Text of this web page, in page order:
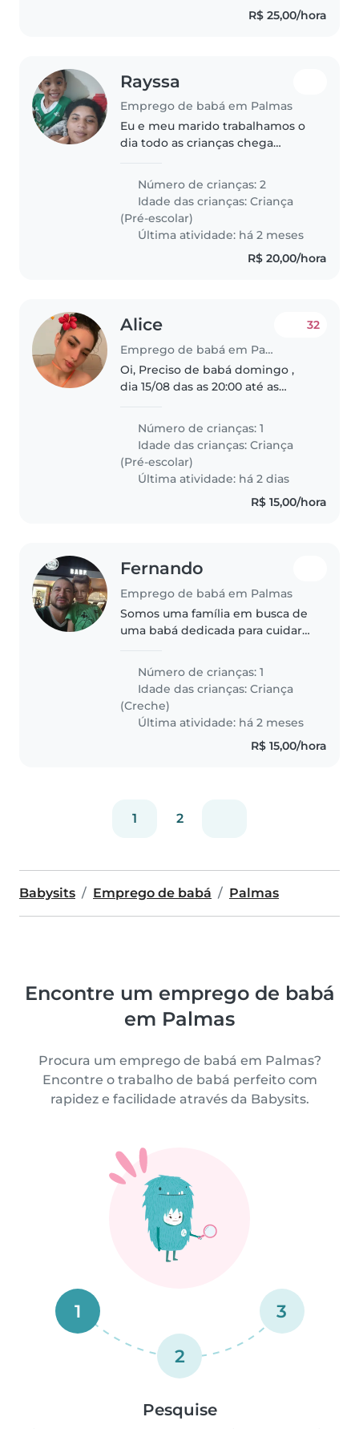
R$ 25,00/hora
Rayssa
Emprego de babá em Palmas
Eu e meu marido trabalhamos o
dia todo as crianças chega
casa alugada e grande
precisamos de uma baba nova
que lida bem com as crianças as
crianças são..
Número de crianças: 2
Idade das crianças:Criança
(Pré-escolar)
Última atividade: há 2 meses
R$ 20,00/hora
Alice
Emprego de babá em Palmas
32
Oi, Preciso de babá domingo ,
dia 15/08 das as 20:00 até as
bebê de 2 ano, calmo e tranquilo.
Tarefas simples: dormir, dar o
lanchinho e banho. Ambiente..
Número de crianças: 1
Idade das crianças:Criança
(Pré-escolar)
Última atividade: há 2 dias
R$ 15,00/hora
Fernando
Emprego de babá em Palmas
Somos uma família em busca de
uma babá dedicada para cuidar
animado garotinho. Preferimos
alguém que se sinta confortável
cozinhando e que possa
oferecer..
Número de crianças: 1
Idade das crianças:Criança
(Creche)
Última atividade: há 2 meses
R$ 15,00/hora
1 2
Babysits Emprego de babá Palmas
Encontre um emprego de babá
em Palmas
Procura um emprego de babá em Palmas?
Encontre o trabalho de babá perfeito com
rapidez e facilidade através da Babysits.
1
2
3
Pesquise